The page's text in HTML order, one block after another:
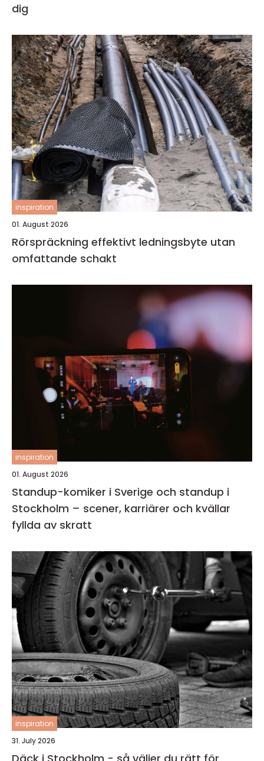
dig
inspiration
01. August 2026
Rörspräckning effektivt ledningsbyte utan
omfattande schakt
inspiration
01. August 2026
Standup-komiker i Sverige och standup i
Stockholm – scener, karriärer och kvällar
fyllda av skratt
inspiration
31. July 2026